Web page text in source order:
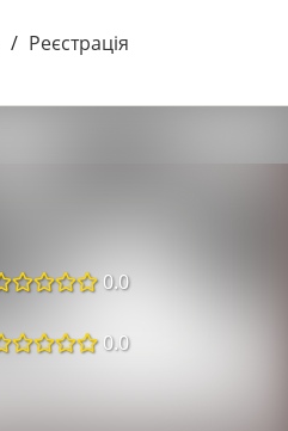
/ Реєстрація
0.0
0.0